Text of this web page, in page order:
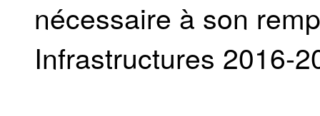
nécessaire à son
Infrastructures 2016-